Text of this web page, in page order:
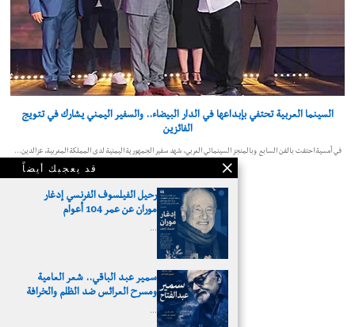
قد يعجبك أيضاً
رحيل الفيلسوف الفرنسي إدغار
موران عن عمر 104 أعوام
…
سمير عبد الباقي.. شعر العامية
ومسرح العرائس ضد الظلم والخرافة
…
السينما العربية تحتفي بإبداعها في الدار البيضاء.. والسفير اليمني يشارك في تتويج
الفائزين
في أمسية احتفت بالفن السابع وبالمنجز السينمائي العربي، شهد سفير الجمهورية اليمنية لدى المملكة المغربية، عزالدين…
© 2026 - جدارية الثقافية